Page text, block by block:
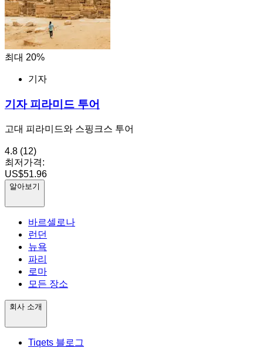
최대 20%
기자
기자 피라미드 투어
고대 피라미드와 스핑크스 투어
4.8 (12)
최저가격:
US$51.96
알아보기
바르셀로나
런던
뉴욕
파리
로마
모든 장소
회사 소개
Tiqets 블로그